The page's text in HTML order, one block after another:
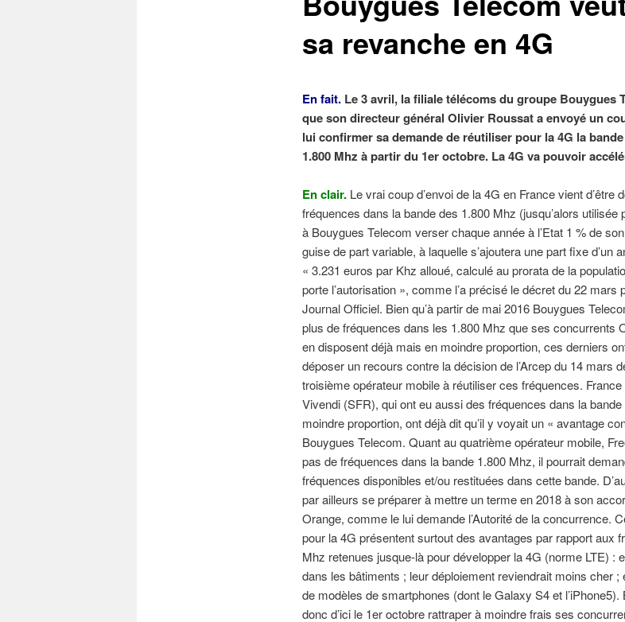
sa revanche en 4G
En fait.Le 3 avril, la filiale télécoms du groupe Bouygues
que son directeur général Olivier Roussat a envoyé un
lui confirmer sa demande de réutiliser pour la 4G la
1.800 Mhz à partir du 1er octobre. La 4G va pouvoir
En clair. Le vrai coup d’envoi de la 4G en France vient d’être
fréquences dans la bande des 1.800 Mhz (jusqu’alors utilisée
à Bouygues Telecom verser chaque année à l’Etat 1 % de
guise de part variable, à laquelle s’ajoutera une part fixe d’un
« 3.231 euros par Khz alloué, calculé au prorata de la
porte l’autorisation », comme l’a précisé le décret du 22 mars
Journal Officiel. Bien qu’à partir de mai 2016 Bouygues
plus de fréquences dans les 1.800 Mhz que ses concurrents
en disposent déjà mais en moindre proportion, ces derniers
déposer un recours contre la décision de l’Arcep du 14 mars
troisième opérateur mobile à réutiliser ces fréquences.
Vivendi (SFR), qui ont eu aussi des fréquences dans la
moindre proportion, ont déjà dit qu’il y voyait un « avantage
Bouygues Telecom. Quant au quatrième opérateur mobile,
pas de fréquences dans la bande 1.800 Mhz, il pourrait
fréquences disponibles et/ou restituées dans cette bande.
par ailleurs se préparer à mettre un terme en 2018 à son
Orange, comme le lui demande l’Autorité de la concurrence.
pour la 4G présentent surtout des avantages par rapport aux
Mhz retenues jusque-là pour développer la 4G (norme LTE) :
dans les bâtiments ; leur déploiement reviendrait moins cher
de modèles de smartphones (dont le Galaxy S4 et
donc d’ici le 1er octobre rattraper à moindre frais ses